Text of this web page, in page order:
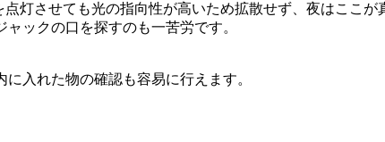
灯させても光の指向性が高いため拡散せず、夜はここが
ックの口を探すのも一苦労です。
入れた物の確認も容易に行えます。